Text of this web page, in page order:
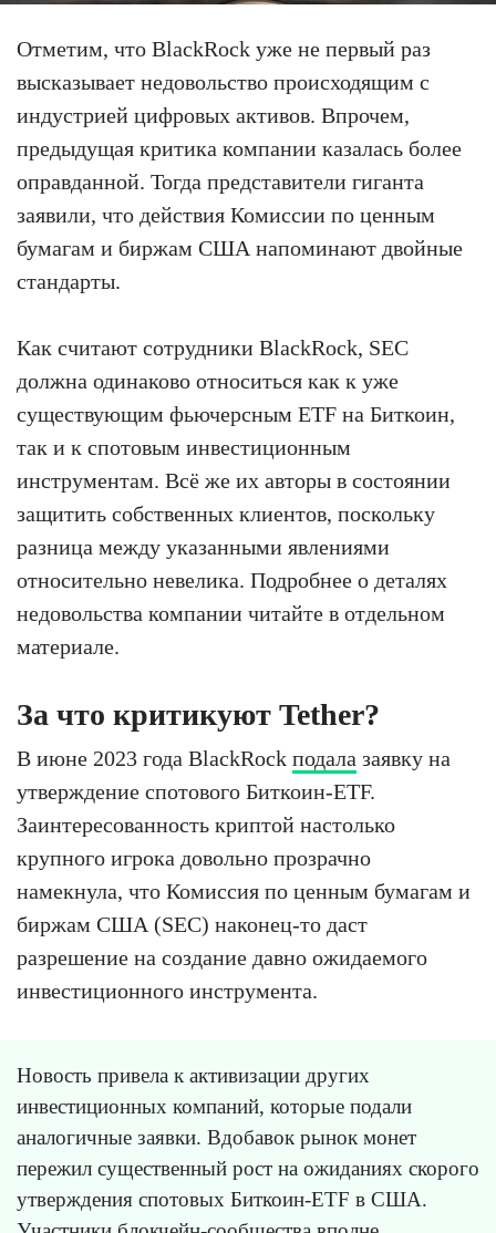
Отметим, что BlackRock уже не первый раз
высказывает недовольство происходящим с
индустрией цифровых активов. Впрочем,
предыдущая критика компании казалась более
оправданной. Тогда представители гиганта
заявили, что действия Комиссии по ценным
бумагам и биржам США напоминают двойные
стандарты.
Как считают сотрудники BlackRock, SEC
должна одинаково относиться как к уже
существующим фьючерсным ETF на Биткоин,
так и к спотовым инвестиционным
инструментам. Всё же их авторы в состоянии
защитить собственных клиентов, поскольку
разница между указанными явлениями
относительно невелика. Подробнее о деталях
недовольства компании читайте в отдельном
материале.
За что критикуют Tether?
В июне 2023 года BlackRock подала заявку на
утверждение спотового Биткоин-ETF.
Заинтересованность криптой настолько
крупного игрока довольно прозрачно
намекнула, что Комиссия по ценным бумагам и
биржам США (SEC) наконец-то даст
разрешение на создание давно ожидаемого
инвестиционного инструмента.
Новость привела к активизации других
инвестиционных компаний, которые подали
аналогичные заявки. Вдобавок рынок монет
пережил существенный рост на ожиданиях скорого
утверждения спотовых Биткоин-ETF в США.